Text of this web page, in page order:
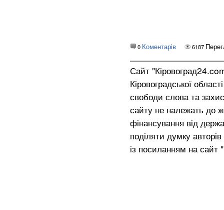
0 Коментарів 6187
Сайт
Кіровоградської
свободи слова та
сайту не належать до
фінансування від
поділяти думку
із посиланням на сайт